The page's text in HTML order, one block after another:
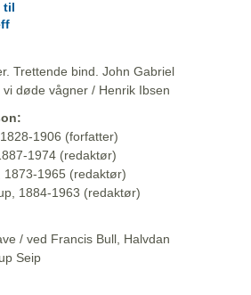
Trettende bind. John Gabriel
vi døde vågner / Henrik Ibsen
1906 (forfatter)
1974 (redaktør)
1873-1965 (redaktør)
1884-1963 (redaktør)
/ ved Francis Bull, Halvdan
Seip